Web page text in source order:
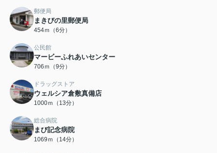
郵便局
まきびの里郵便局
454ｍ（6分）
公民館
マービーふれあいセンター
706ｍ（9分）
ドラッグストア
ウェルシア倉敷真備店
1000ｍ（13分）
総合病院
まび記念病院
1069ｍ（14分）